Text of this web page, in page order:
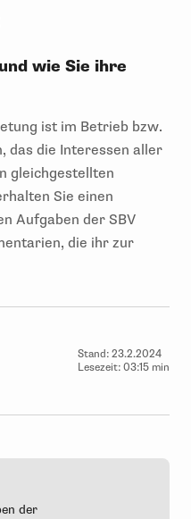
wie Sie ihre
ist im Betrieb bzw.
das die Interessen aller
gleichgestellten
Sie einen
Aufgaben der SBV
die ihr zur
Stand: 23.2.2024
Lesezeit: 03:15 min
der